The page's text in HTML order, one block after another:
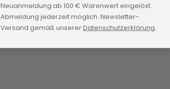
Neuanmeldung ab 100 € Warenwert eingelöst.
Abmeldung jederzeit möglich. Newsletter-
Versand gemäß unsererDatenschutzerklärung.